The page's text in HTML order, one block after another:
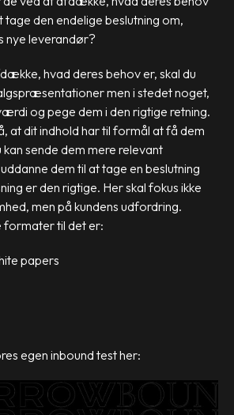
tage den endelige beslutning om,
nye leverandør?
hvad deres behov er, skal du
men i stedet noget,
og pege dem i den rigtige retning.
at dit indhold har til formål at få dem
kan sende dem mere relevant
dem til at tage en beslutning
er den rigtige. Her skal fokus ikke
men på kundens udfordring.
formater til det er:
papers
egen inbound test her: